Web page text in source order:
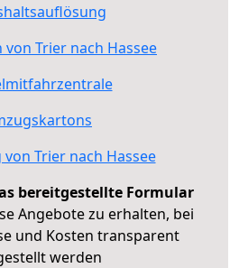
von Trier nach Hassee
Trier nach Hassee
bereitgestellte Formular
Angebote zu erhalten, bei
und Kosten transparent
werden